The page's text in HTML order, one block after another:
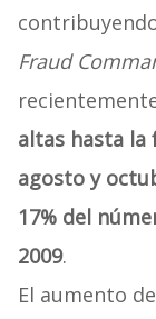
Fraud
altas hasta la
agosto y
17% del
2009.
El aumento